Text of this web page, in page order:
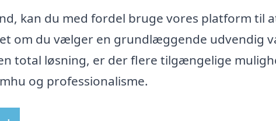
kan du med fordel bruge vores platform til
om du vælger en grundlæggende udvendig
total løsning, er der flere tilgængelige
og professionalisme.